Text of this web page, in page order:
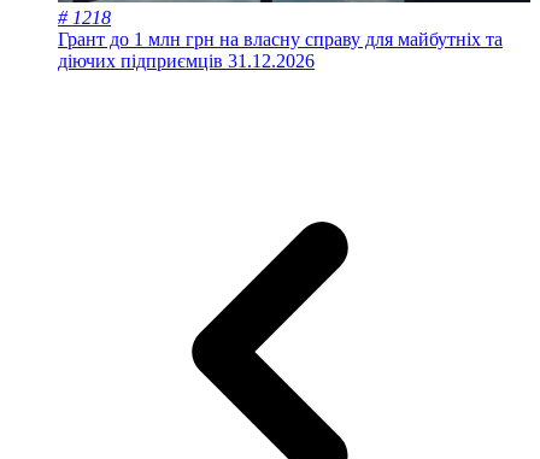
# 1218
Грант до 1 млн грн на власну справу для майбутніх та
діючих підприємців 31.12.2026